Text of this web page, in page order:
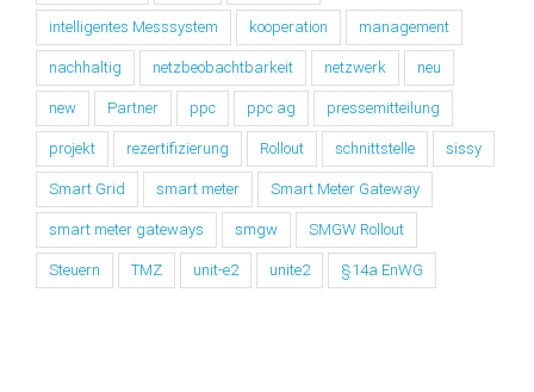
intelligentes Messsystem kooperation management
nachhaltig netzbeobachtbarkeit netzwerk neu
new Partner ppc ppc ag pressemitteilung
projekt rezertifizierung Rollout schnittstelle sissy
Smart Grid smart meter Smart Meter Gateway
smart meter gateways smgw SMGW Rollout
Steuern TMZ unit-e2 unite2 §14a EnWG